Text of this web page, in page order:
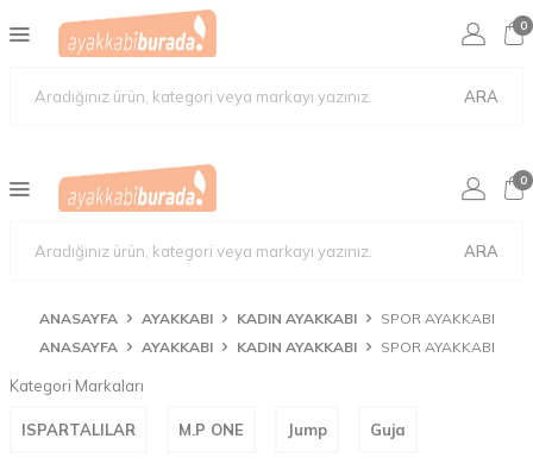
ARA
0
ARA
0
ANASAYFA AYAKKABI KADIN AYAKKABI
SPOR AYAKKABI
ANASAYFA
AYAKKABI KADIN AYAKKABI SPOR AYAKKABI
Kategori Markaları
ISPARTALILAR M.P ONE Jump Guja